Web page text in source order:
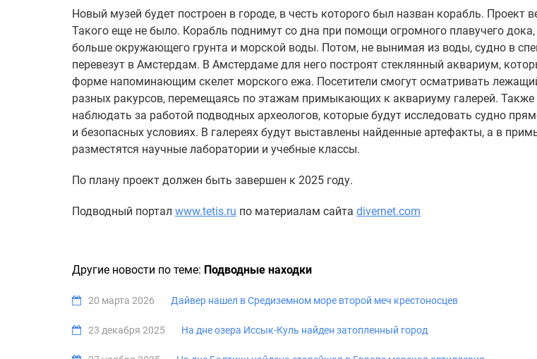
Новый музей будет построен в городе, в честь которого был назван корабль. Проект
Такого еще не было. Корабль поднимут со дна при помощи огромного плавучего
больше окружающего грунта и морской воды. Потом, не вынимая из воды, судно в
перевезут в Амстердам. В Амстердаме для него построят стеклянный аквариум,
форме напоминающим скелет морского ежа. Посетители смогут осматривать
разных ракурсов, перемещаясь по этажам примыкающих к аквариуму галерей. Также
наблюдать за работой подводных археологов, которые будут исследовать судно
и безопасных условиях. В галереях будут выставлены найденные артефакты, а в
разместятся научные лаборатории и учебные классы.
По плану проект должен быть завершен к 2025 году.
Подводный портал www.tetis.ru по материалам сайта divernet.com
Другие новости по теме: Подводные находки
20 марта 2026 Дайвер нашел в Средиземном море второй меч крестоносцев
23 декабря 2025 На дне озера Иссык-Куль найден затопленный город